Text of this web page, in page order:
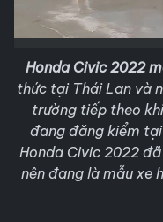
Honda Civic 2022
thức tại Thái Lan và
trường tiếp theo
đang đăng kiểm tại
Honda Civic 2022
nên đang là mẫu xe